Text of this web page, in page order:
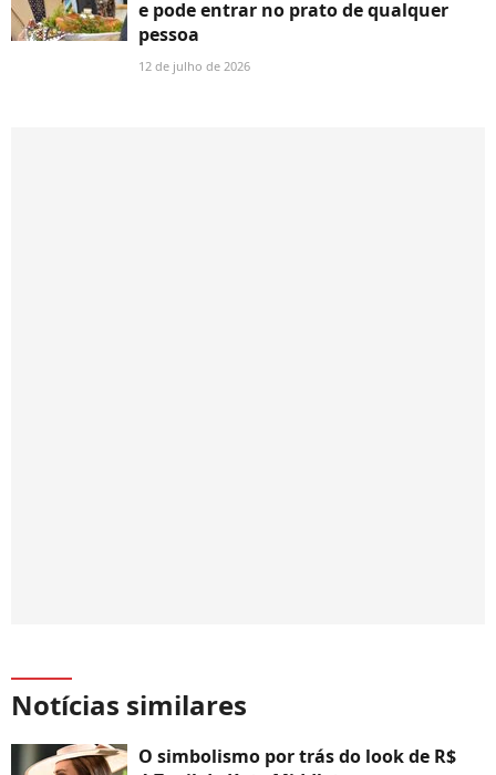
e pode entrar no prato de qualquer
pessoa
12 de julho de 2026
Notícias similares
O simbolismo por trás do look de R$